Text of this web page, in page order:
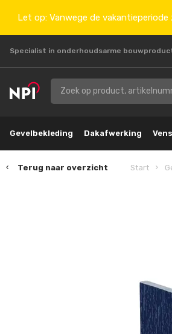
Let op: Vanwege de
Specialist in onderhoudsarme
Gevelbekleding Dakafwerking
Terug naar overzicht Start